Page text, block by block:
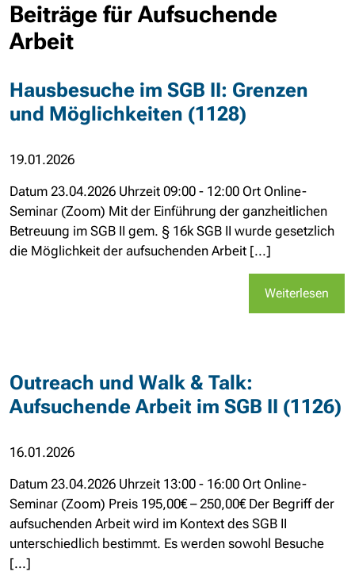
Beiträge für Aufsuchende
Arbeit
Hausbesuche im SGB II: Grenzen
und Möglichkeiten (1128)
19.01.2026
Datum 23.04.2026 Uhrzeit 09:00 - 12:00 Ort Online-
Seminar (Zoom) Mit der Einführung der ganzheitlichen
Betreuung im SGB II gem. § 16k SGB II wurde gesetzlich
die Möglichkeit der aufsuchenden Arbeit [...]
Weiterlesen
Outreach und Walk & Talk:
Aufsuchende Arbeit im SGB II (1126)
16.01.2026
Datum 23.04.2026 Uhrzeit 13:00 - 16:00 Ort Online-
Seminar (Zoom) Preis 195,00€ – 250,00€ Der Begriff der
aufsuchenden Arbeit wird im Kontext des SGB II
unterschiedlich bestimmt. Es werden sowohl Besuche
[...]